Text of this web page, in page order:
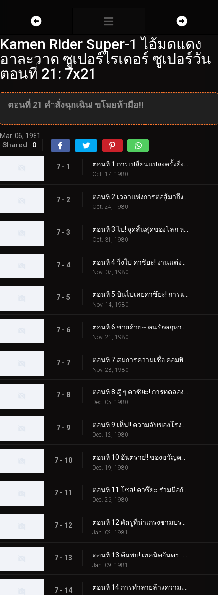
Kamen Rider Super-1 ไอ้มดแดง
อาละวาด ซูเปอร์ไรเดอร์ ซูเปอร์วัน
ตอนที่ 21: 7x21
ตอนที่ 21 คำสั่งฉุกเฉิน! ขโมยห้ามือ!!
Mar. 06, 1981
Shared 0
7 - 1 ตอนที่ 1 การเปลี่ยนแปลงครั้งยิ่งใหญ่ของมนุษย์ที่ได้รับการปรับปรุงใหม่สำหรับโลก
Oct. 17, 1980
7 - 2
Oct. 24, 1980
7 - 3
Oct. 31, 1980
7 - 4
Nov. 07, 1980
7 - 5 ตอนที่ 5 บินไปเลยคาซึยะ! การแข่งขันเครื่องจักรปีศาจ
Nov. 14, 1980
7 - 6
Nov. 21, 1980
7 - 7
Nov. 28, 1980
7 - 8 ตอนที่ 8 สู้ ๆ คาซึยะ! การทดลองความตายของ Dogma
Dec. 05, 1980
7 - 9
Dec. 12, 1980
7 - 10
Dec. 19, 1980
7 - 11 ตอนที่ 11 โซส! คาซึยะ ร่วมมือกับเชื่อ!!
Dec. 26, 1980
7 - 12
Jan. 02, 1981
7 - 13
Jan. 09, 1981
7 - 14 ตอนที่ 14 การทำลายล้างความเชื่อ แก๊สหัวเราะของศาสตราจารย์อสูร